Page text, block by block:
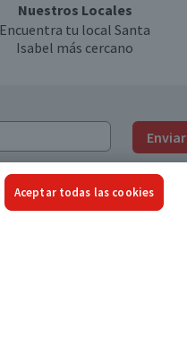
Nuestros Locales
Encuentra tu local Santa
Isabel más cercano
Enviar
Aceptar todas las cookies